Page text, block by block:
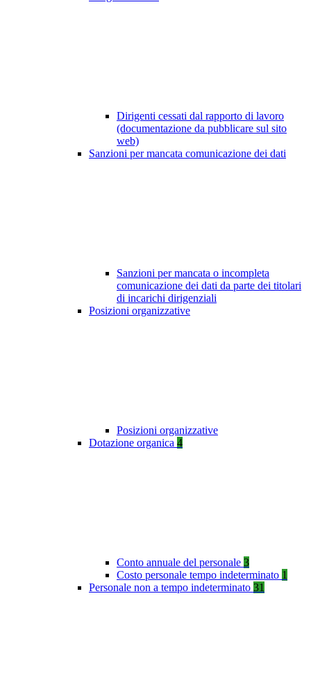
Dirigenti cessati dal rapporto di lavoro
(documentazione da pubblicare sul sito
web)
Sanzioni per mancata comunicazione dei dati
Sanzioni per mancata o incompleta
comunicazione dei dati da parte dei titolari
di incarichi dirigenziali
Posizioni organizzative
Posizioni organizzative
Dotazione organica 4
Conto annuale del personale 3
Costo personale tempo indeterminato 1
Personale non a tempo indeterminato 31